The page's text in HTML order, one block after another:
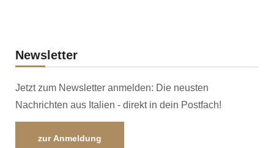
Newsletter
Jetzt zum Newsletter anmelden: Die neusten
Nachrichten aus Italien - direkt in dein Postfach!
zur Anmeldung